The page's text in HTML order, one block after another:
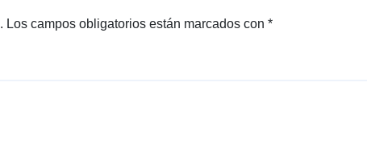
Los campos obligatorios están marcados con *